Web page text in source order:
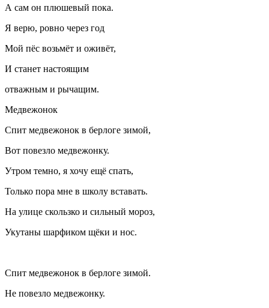
А сам он плюшевый пока.
Я верю, ровно через год
Мой пёс возьмёт и оживёт,
И станет настоящим
отважным и рычащим.
Медвежонок
Спит медвежонок в берлоге зимой,
Вот повезло медвежонку.
Утром темно, я хочу ещё спать,
Только пора мне в школу вставать.
На улице скользко и сильный мороз,
Укутаны шарфиком щёки и нос.
Спит медвежонок в берлоге зимой.
Не повезло медвежонку.